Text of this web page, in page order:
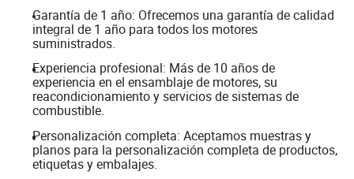
Garantía de 1 año: Ofrecemos una garantía de calidad
integral de 1 año para todos los motores
suministrados.
Experiencia profesional: Más de 10 años de
experiencia en el ensamblaje de motores, su
reacondicionamiento y servicios de sistemas de
combustible.
Personalización completa: Aceptamos muestras y
planos para la personalización completa de productos,
etiquetas y embalajes.